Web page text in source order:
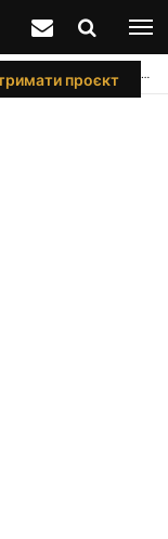
проєкт
"Еммі" У Відро Для Сміття